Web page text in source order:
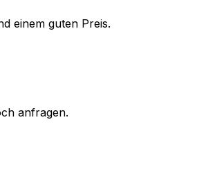
einem guten Preis.
anfragen.